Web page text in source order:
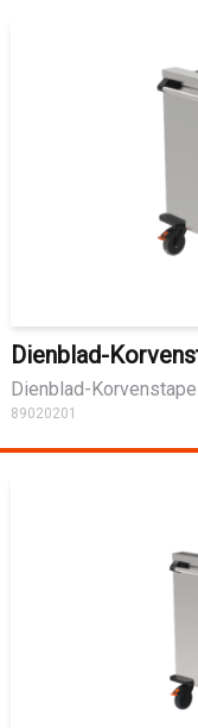
Dienblad-
Dienblad-
89020201